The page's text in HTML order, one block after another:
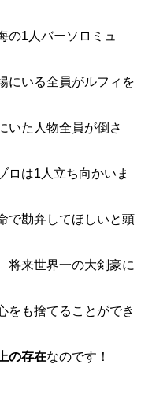
の1人バーソロミュ
にいる全員がルフィを
いた人物全員が倒さ
ロは1人立ち向かいま
で勘弁してほしいと頭
将来世界一の大剣豪に
をも捨てることができ
の存在なのです！